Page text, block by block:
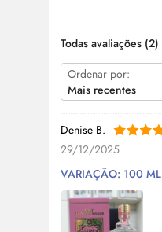
Todas avaliações (2)
Ordenar por:
Mais recentes
Denise B.
29/12/2025
VARIAÇÃO: 100 ML